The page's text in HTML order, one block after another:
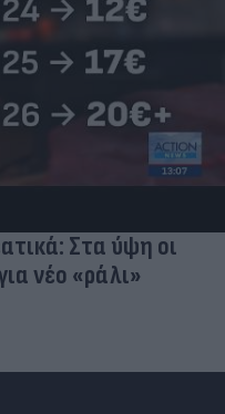
Στα ύψη οι
νέο «ράλι»